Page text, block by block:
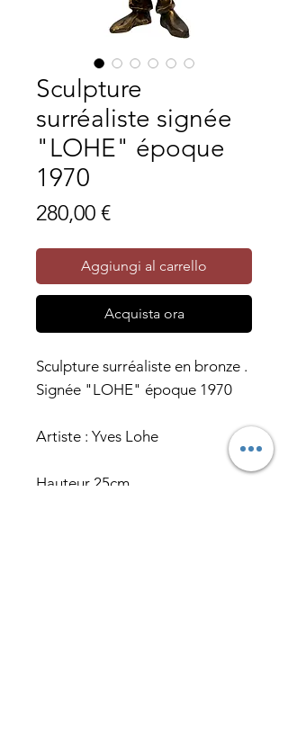
Sculpture
surréaliste signée
"LOHE" époque
1970
280,00 €Prezzo
Aggiungi al carrello
Acquista ora
Sculpture surréaliste en bronze .
Signée "LOHE" époque 1970
Artiste : Yves Lohe
Hauteur 25cm